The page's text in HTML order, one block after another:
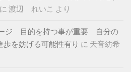
に 渡辺 れいこ より
ジ 目的を持つ事が重要 自分の
を妨げる可能性有り に 天音紡希